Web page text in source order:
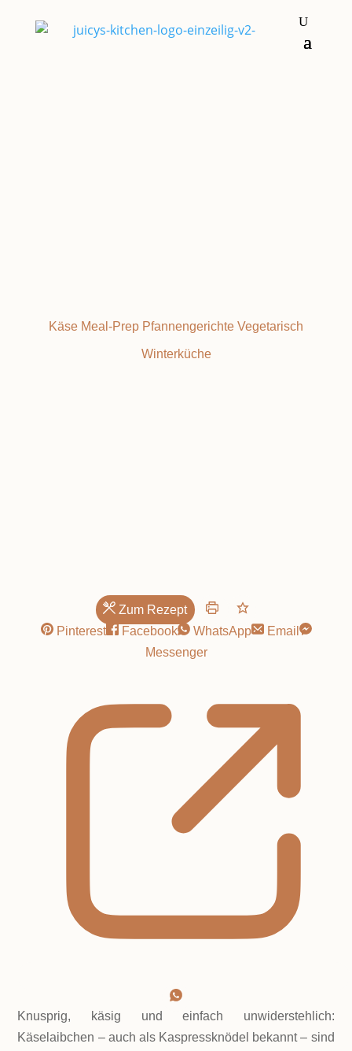
Käse Meal-Prep Pfannengerichte Vegetarisch
Winterküche
Zum Rezept
Pinterest
Facebook WhatsApp
Email
Messenger
Knusprig, käsig und einfach unwiderstehlich:
Käselaibchen – auch als Kaspressknödel bekannt – sind